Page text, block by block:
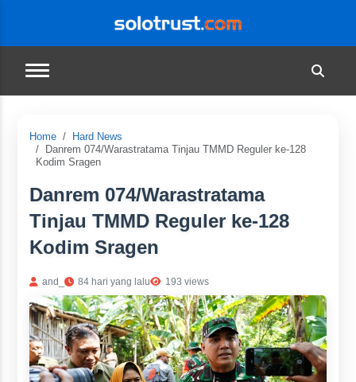
Home
Hard News
Danrem 074/Warastratama Tinjau TMMD Reguler ke-128
Kodim Sragen
Danrem 074/Warastratama
Tinjau TMMD Reguler ke-128
Kodim Sragen
and_ 84 hari yang lalu 193 views